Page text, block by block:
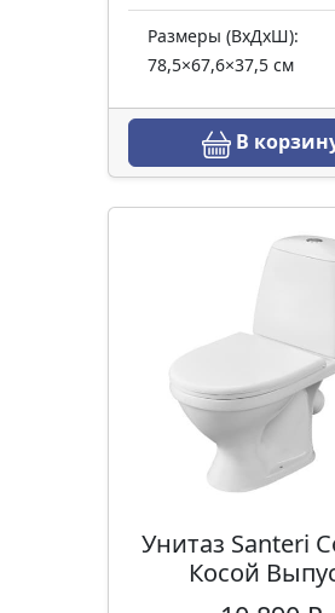
Размеры (ВхДхШ):
78,5×67,6×37,5 см
В
Унитаз Santeri
Косой